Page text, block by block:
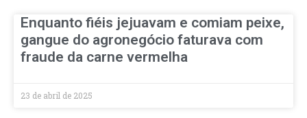
Enquanto fiéis jejuavam e comiam peixe,
gangue do agronegócio faturava com
fraude da carne vermelha
23 de abril de 2025